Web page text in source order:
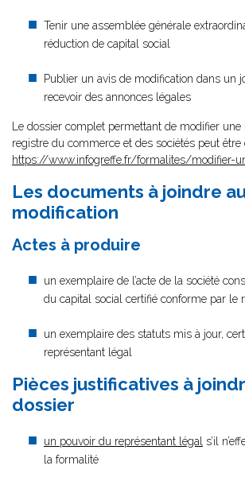
Tenir une assemblée générale
réduction de capital social
Publier un avis de modification dans un
recevoir des annonces légales
Le dossier complet permettant de modifier
registre du commerce et des sociétés peut
https://www.infogreffe.fr/formalites/modifier-
Les documents à joindre
modification
Actes à produire
un exemplaire de l’acte de la société
du capital social certifié conforme par le
un exemplaire des statuts mis à jour,
représentant légal
Pièces justificatives à
dossier
un pouvoir du représentant légal s’il
la formalité